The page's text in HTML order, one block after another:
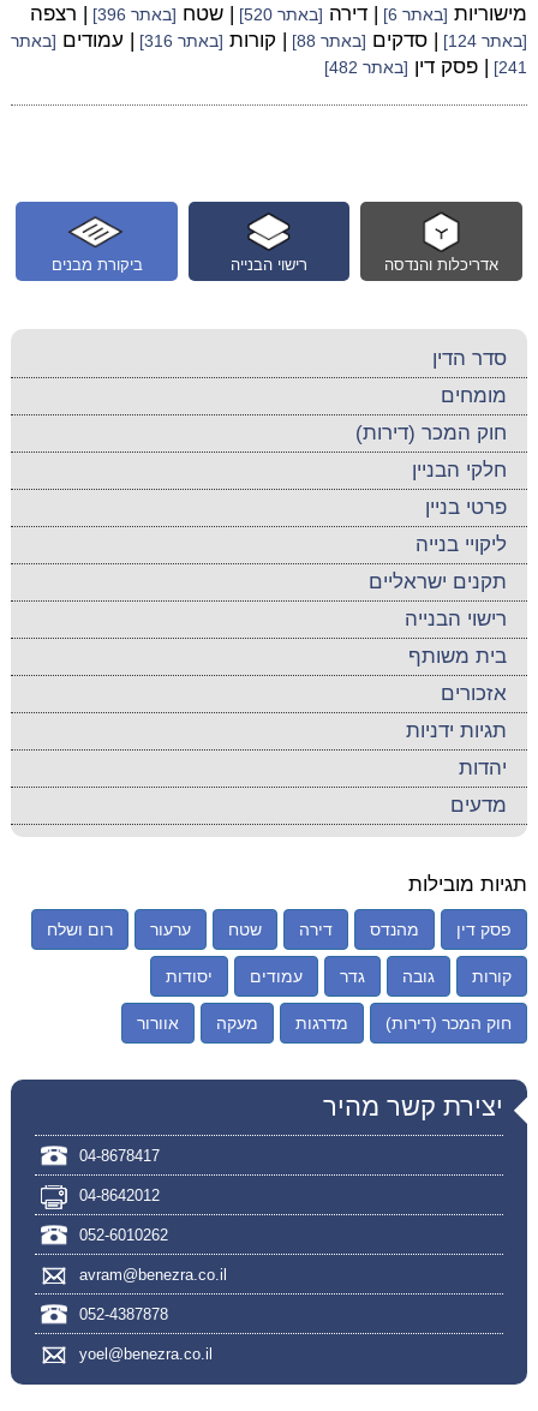
מישוריות [באתר 6] | דירה [באתר 520] | שטח [באתר 396] | רצפה
[באתר 124] | סדקים [באתר 88] | קורות [באתר 316] | עמודים [באתר
241]
| פסק דין [באתר 482]
ביקורת מבנים רישוי הבנייה אדריכלות והנדסה
סדר הדין
מומחים
חוק המכר (דירות)
חלקי הבניין
פרטי בניין
ליקויי בנייה
תקנים ישראליים
רישוי הבנייה
בית משותף
אזכורים
תגיות ידניות
יהדות
מדעים
תגיות מובילות
פסק דין מהנדס דירה שטח ערעור רום ושלח
קורות גובה גדר עמודים יסודות
חוק המכר (דירות) מדרגות מעקה אוורור
יצירת קשר מהיר
04-8678417
04-8642012
052-6010262
avram@benezra.co.il
052-4387878
yoel@benezra.co.il